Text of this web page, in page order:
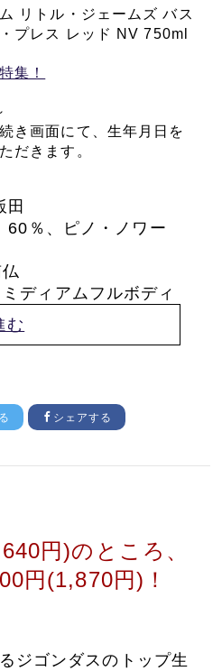
リトル・ジェームズ バス
プレス レッド NV 750ml
集！
き画面にて、生年月日を
だきます。
田
60％、ピノ・ノワー
ディアムフルボディ
む
シェアする
円)のところ、
円(1,870円)！
ジゴンダスのトップ生